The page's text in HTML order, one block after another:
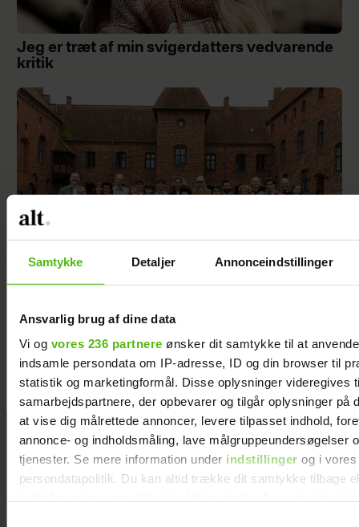
Samtykke Detaljer Annonceindstillinger
Ansvarlig brug af dine data
Vi og vores 236 partnere ønsker dit samtykke til at
indsamle persondata om IP-adresse, ID og din browser til
statistik og marketingformål. Disse oplysninger videregives
samarbejdspartnere, der opbevarer og tilgår oplysninger på
at vise dig målrettede annoncer, levere tilpasset indhold,
annonce- og indholdsmåling, lave målgruppeundersøgelser
tjenester. Se mere information under indstillinger og i vores
persondatapolitik. Du kan altid trække dit samtykke tilbage
Jeg er træt af min svigerdatters vedvarende
kritik
Første offer i "Forræder": "Det kom meget
bag på mig"
Jeg valgte at
blive skilt fra
min mand - da